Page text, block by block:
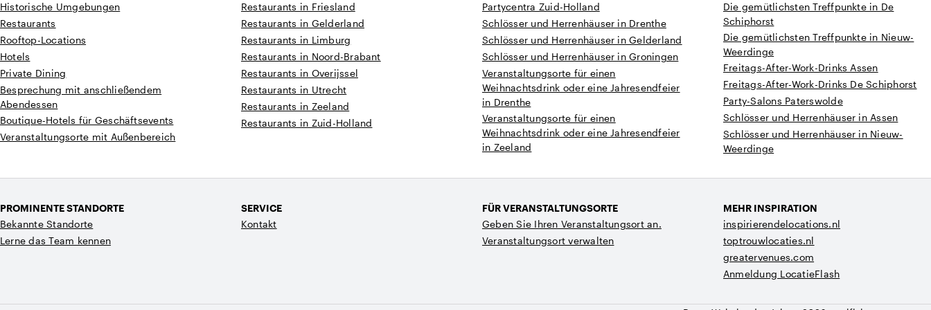
Historische Umgebungen
Restaurants
Rooftop-Locations
Hotels
Private Dining
Besprechung mit anschließendem
Abendessen
Boutique-Hotels für Geschäftsevents
Veranstaltungsorte mit Außenbereich
Restaurants in Friesland
Restaurants in Gelderland
Restaurants in Limburg
Restaurants in Noord-Brabant
Restaurants in Overijssel
Restaurants in Utrecht
Restaurants in Zeeland
Restaurants in Zuid-Holland
Partycentra Zuid-Holland
Schlösser und Herrenhäuser in Drenthe
Schlösser und Herrenhäuser in Gelderland
Schlösser und Herrenhäuser in Groningen
Veranstaltungsorte für einen
Weihnachtsdrink oder eine Jahresendfeier
in Drenthe
Veranstaltungsorte für einen
Weihnachtsdrink oder eine Jahresendfeier
in Zeeland
Die gemütlichsten Treffpunkte in De
Schiphorst
Die gemütlichsten Treffpunkte in Nieuw-
Weerdinge
Freitags-After-Work-Drinks Assen
Freitags-After-Work-Drinks De Schiphorst
Party-Salons Paterswolde
Schlösser und Herrenhäuser in Assen
Schlösser und Herrenhäuser in Nieuw-
Weerdinge
PROMINENTE STANDORTE
Bekannte Standorte
Lerne das Team kennen
SERVICE
Kontakt
FÜR VERANSTALTUNGSORTE
Geben Sie Ihren Veranstaltungsort an.
Veranstaltungsort verwalten
MEHR INSPIRATION
inspirierendelocations.nl
toptrouwlocaties.nl
greatervenues.com
Anmeldung LocatieFlash